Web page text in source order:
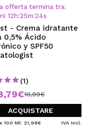
potrai fare i tuoi
dei tuoi ordini e
offerta termina tra:
12 h:25m:23s
- Crema idratante
0,5% Ácido
y SPF50
(1)
10,99€
ACQUISTARE
100 Ml: 21,98€ IVA Incl.